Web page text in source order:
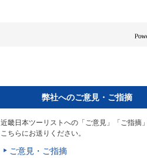
弊社へのご意見・ご指摘
近畿日本ツーリストへの「ご意見」「ご指摘
こちらにお送りください。
ご意見・ご指摘